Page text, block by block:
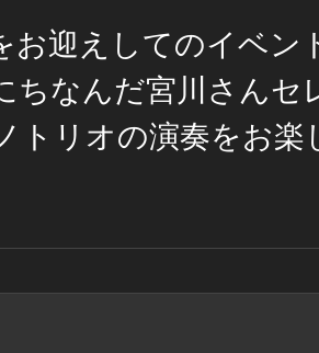
お迎えしてのイベン
ちなんだ宮川さんセ
トリオの演奏をお楽